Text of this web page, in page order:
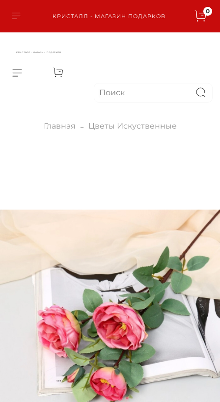
КРИСТАЛЛ - МАГАЗИН ПОДАРКОВ
0
КРИСТАЛЛ - МАГАЗИН ПОДАРКОВ
Главная Цветы Искуственные